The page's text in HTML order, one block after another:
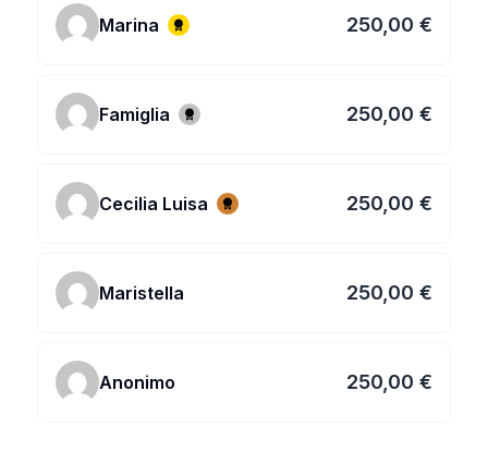
Marina 250,00 €
Famiglia 250,00 €
Cecilia Luisa 250,00 €
Maristella 250,00 €
Anonimo 250,00 €